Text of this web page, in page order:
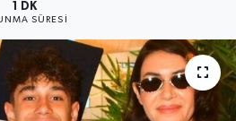
1 DK
SÜRESI